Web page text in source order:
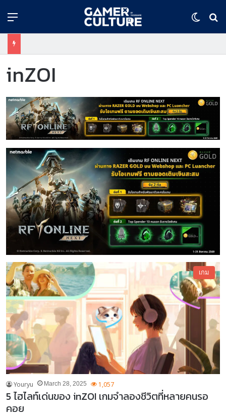
inZOI
เกม
Youryu March 28, 2025 1,057
5 ไฮไลท์เด่นของ inZOI เกมจำลองชีวิตที่หลายคนรอ
คอย